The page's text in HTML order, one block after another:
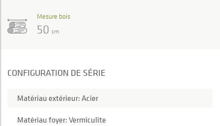
Mesure bois
50 cm
CONFIGURATION DE SÉRIE
Matériau extérieur: Acier
Matériau foyer: Vermiculite